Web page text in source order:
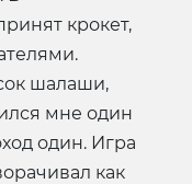
крокет,
шалаши,
мне один
один. Игра
как